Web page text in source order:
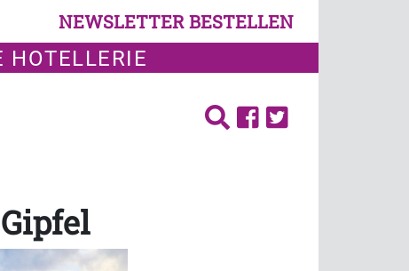
NEWSLETTER BESTELLEN
HOTELLERIE